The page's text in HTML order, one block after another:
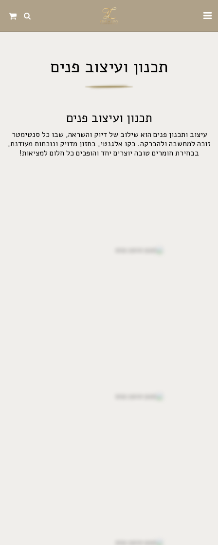
תכנון ועיצוב פנים
תכנון ועיצוב פנים
עיצוב ותכנון פנים הוא שילוב של דיוק והשראה, שבו כל סנטימטר
זוכה למחשבה ולהברקה. בקו אלגנטי, בחזון מדויק ונוכחות מעודנת,
בבחירת חומרים טובה יוצרים יחד והופכים כל חלום למציאות!